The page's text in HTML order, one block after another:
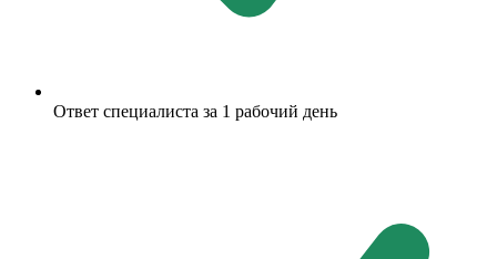
Ответ специалиста за 1 рабочий день